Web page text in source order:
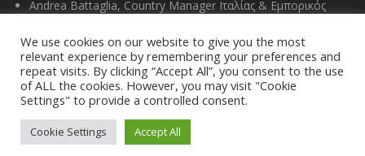
Andrea Battaglia, Country Manager Ιταλίας & Εμπορικός
IMOU
Μιχάλης Χειμώνας, Γενικός Διευθυντής ΣΦΕΕ
info@energyin.gr
We use cookies on our website to give you the most
relevant experience by remembering your preferences and
repeat visits. By clicking “Accept All”, you consent to the use
of ALL the cookies. However, you may visit "Cookie
Settings" to provide a controlled consent.
Cookie Settings Accept All